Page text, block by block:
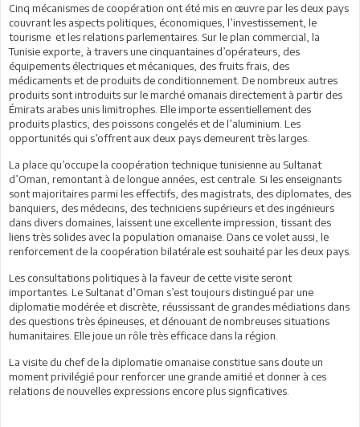
Cinq mécanismes de coopération ont été mis en œuvre par les deux pays
couvrant les aspects politiques, économiques, l’investissement, le
tourisme et les relations parlementaires. Sur le plan commercial, la
Tunisie exporte, à travers une cinquantaines d’opérateurs, des
équipements électriques et mécaniques, des fruits frais, des
médicaments et de produits de conditionnement. De nombreux autres
produits sont introduits sur le marché omanais directement à partir des
Émirats arabes unis limitrophes. Elle importe essentiellement des
produits plastics, des poissons congelés et de l’aluminium. Les
opportunités qui s’offrent aux deux pays demeurent très larges.
La place qu’occupe la coopération technique tunisienne au Sultanat
d’Oman, remontant à de longue années, est centrale. Si les enseignants
sont majoritaires parmi les effectifs, des magistrats, des diplomates, des
banquiers, des médecins, des techniciens supérieurs et des ingénieurs
dans divers domaines, laissent une excellente impression, tissant des
liens très solides avec la population omanaise. Dans ce volet aussi, le
renforcement de la coopération bilatérale est souhaité par les deux pays.
Les consultations politiques à la faveur de cette visite seront
importantes. Le Sultanat d’Oman s’est toujours distingué par une
diplomatie modérée et discrète, réussissant de grandes médiations dans
des questions très épineuses, et dénouant de nombreuses situations
humanitaires. Elle joue un rôle très efficace dans la région.
La visite du chef de la diplomatie omanaise constitue sans doute un
moment privilégié pour renforcer une grande amitié et donner à ces
relations de nouvelles expressions encore plus signficatives.